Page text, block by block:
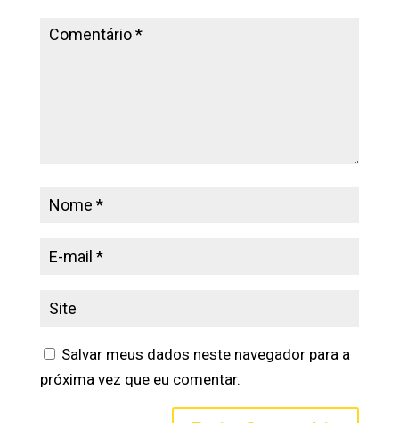
Salvar meus dados neste navegador para a
próxima vez que eu comentar.